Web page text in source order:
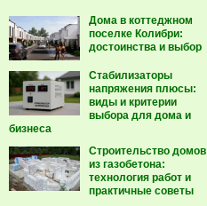
Дома в коттеджном
поселке Колибри:
достоинства и выбор
Стабилизаторы
напряжения плюсы:
виды и критерии
выбора для дома и
бизнеса
Строительство домов
из газобетона:
технология работ и
практичные советы